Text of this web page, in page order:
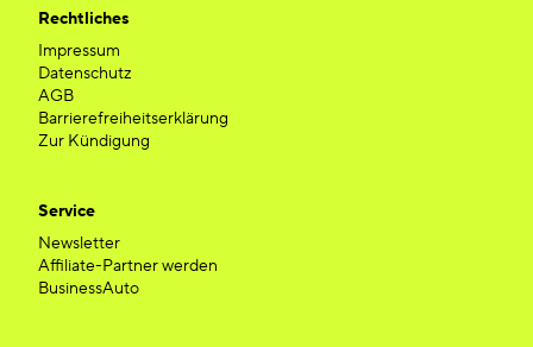
Rechtliches
Impressum
Datenschutz
AGB
Barrierefreiheitserklärung
Zur Kündigung
Service
Newsletter
Affiliate-Partner werden
BusinessAuto